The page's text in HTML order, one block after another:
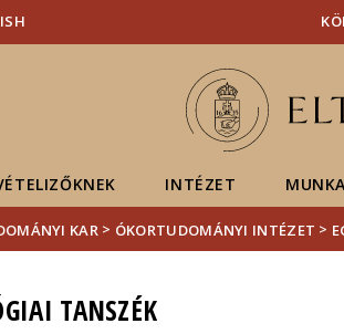
INTÉZET
KAR > ÓKORTUDOMÁNYI INTÉZET >
TANSZÉK